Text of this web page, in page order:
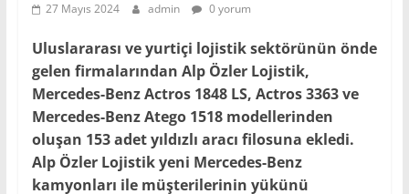
27 Mayıs 2024 admin 0 yorum
Uluslararası ve yurtiçi lojistik sektörünün önde
gelen firmalarından Alp Özler Lojistik,
Mercedes-Benz Actros 1848 LS, Actros 3363 ve
Mercedes-Benz Atego 1518 modellerinden
oluşan 153 adet yıldızlı aracı filosuna ekledi.
Alp Özler Lojistik yeni Mercedes-Benz
kamyonları ile müşterilerinin yükünü